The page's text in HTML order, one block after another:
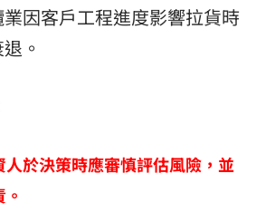
因客戶工程進度影響拉貨時
。
於決策時應審慎評估風險，並